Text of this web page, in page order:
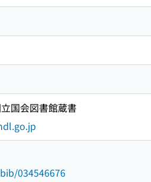
国会図書館蔵書
034546676